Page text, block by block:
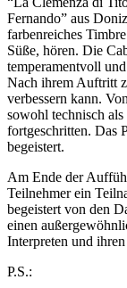
Fernando” aus
farbenreiches
Süße, hören. Die
temperamentvoll
Nach ihrem Auftritt
verbessern kann.
sowohl technisch als
fortgeschritten. Das
begeistert.
Am Ende der Auffü
Teilnehmer ein
begeistert von den
einen außergewö
Interpreten und ihren
P.S.: